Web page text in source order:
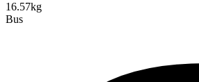
16.57kg
Bus